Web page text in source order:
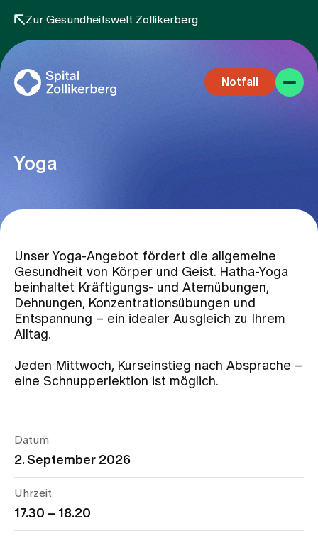
Zur Gesundheitswelt Zollikerberg
Notfall
Aufenthalt
Team
Über uns
Aktuelles
Yoga
Unser Yoga-Angebot fördert die allgemeine
Gesundheit von Körper und Geist. Hatha-Yoga
beinhaltet Kräftigungs- und Atemübungen,
Dehnungen, Konzentrationsübungen und
Entspannung – ein idealer Ausgleich zu Ihrem
Alltag.
Jeden Mittwoch, Kurseinstieg nach Absprache –
eine Schnupperlektion ist möglich.
Datum
2. September 2026
Uhrzeit
17.30 – 18.20